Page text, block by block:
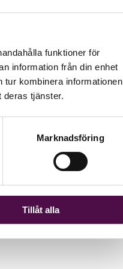
funktioner för
information från din enhet
kombinera informationen
deras tjänster.
Marknadsföring
Tillåt alla